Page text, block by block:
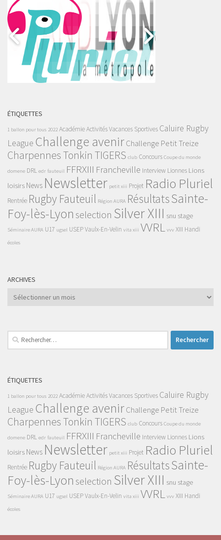
ÉTIQUETTES
1 ballon pour tous 2022 AcadémieActivités Vacances Sportives Caluire Rugby
League Challenge avenirChallenge Petit Treize
Charpennes Tonkin TIGERS club Concours Coupe du monde
domene DRL edr fauteuil FFRXIII Francheville Interview Lionnes Lions
loisirs News Newsletter petit xiii Projet Radio Pluriel
Rentrée Rugby Fauteuil Région AURA RésultatsSainte-
Foy-lès-Lyon selection Silver XIII snu stage
Séminaire AURA U17 ugsel USEPVaulx-En-Velin vita xiii VVRL vvv XIII Handi
écoles
ARCHIVES
Archives
Rechercher :
ÉTIQUETTES
1 ballon pour tous 2022 AcadémieActivités Vacances Sportives Caluire Rugby
League Challenge avenirChallenge Petit Treize
Charpennes Tonkin TIGERS club Concours Coupe du monde
domene DRL edr fauteuil FFRXIII Francheville Interview Lionnes Lions
loisirs News Newsletter petit xiii Projet Radio Pluriel
Rentrée Rugby Fauteuil Région AURA RésultatsSainte-
Foy-lès-Lyon selection Silver XIII snu stage
Séminaire AURA U17 ugsel USEPVaulx-En-Velin vita xiii VVRL vvv XIII Handi
écoles